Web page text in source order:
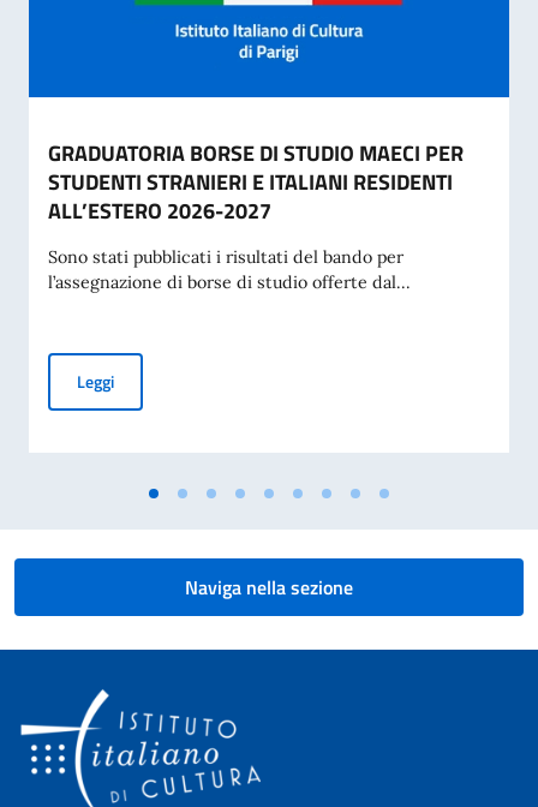
GRADUATORIA BORSE DI STUDIO MAECI PER
STUDENTI STRANIERI E ITALIANI RESIDENTI
ALL’ESTERO 2026-2027
Sono stati pubblicati i risultati del bando per
l’assegnazione di borse di studio offerte dal...
LeggiGRADUATORIA BORSE DI STUDIO MAECI PER STUDENTI
Naviga nella sezione